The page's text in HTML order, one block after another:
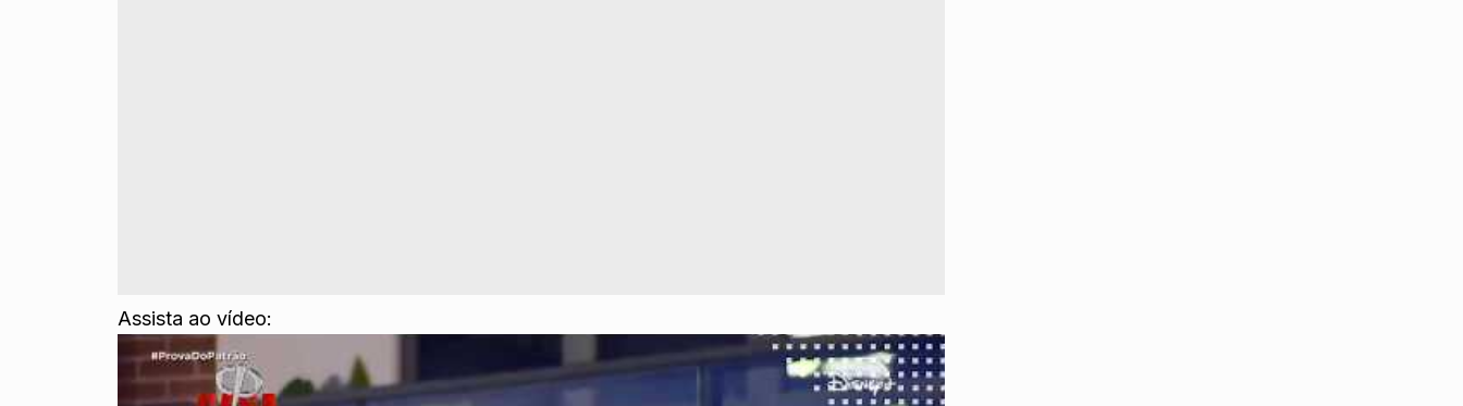
Assista ao vídeo: